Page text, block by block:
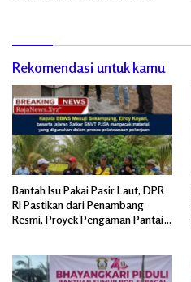
Rekomendasi untuk kamu
Bantah Isu Pakai Pasir Laut, DPR
RI Pastikan dari Penambang
Resmi, Proyek Pengaman Pantai